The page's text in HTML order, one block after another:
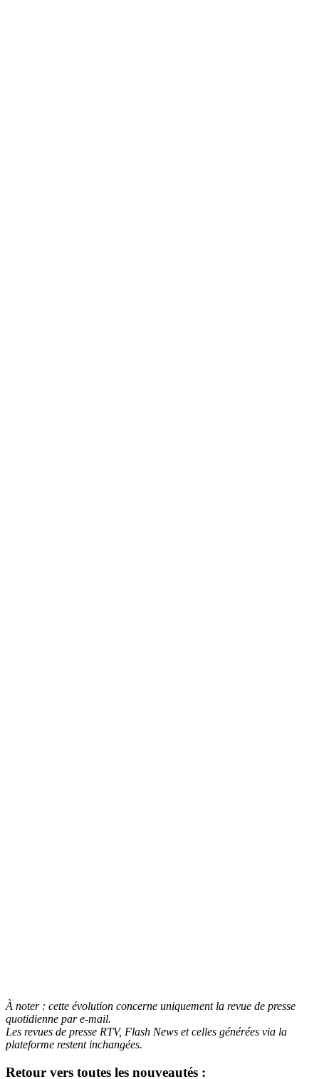
À noter : cette évolution concerne uniquement la revue de presse
quotidienne pare-mail.
Les revues de presse RTV, Flash News et celles générées via la
plateforme restent inchangées.
Retour vers toutes les nouveautés :